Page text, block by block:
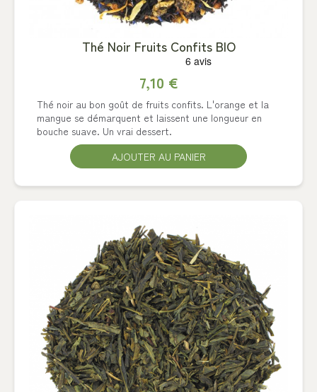
Thé Noir Fruits Confits BIO
7,10 €
Thé noir au bon goût de fruits confits. L'orange et la
mangue se démarquent et laissent une longueur en
bouche suave. Un vrai dessert.
AJOUTER AU PANIER